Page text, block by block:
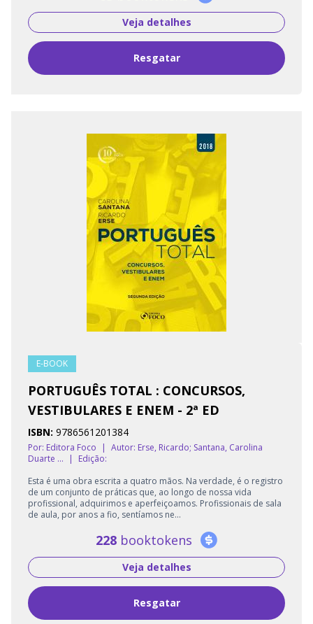
Veja detalhes
Resgatar
E-BOOK
PORTUGUÊS TOTAL : CONCURSOS,
VESTIBULARES E ENEM - 2ª ED
ISBN: 9786561201384
Por: Editora Foco | Autor: Erse, Ricardo; Santana, Carolina
Duarte ...
|
Edição:
Esta é uma obra escrita a quatro mãos. Na verdade, é o registro
de um conjunto de práticas que, ao longo de nossa vida
profissional, adquirimos e aperfeiçoamos. Profissionais de sala
de aula, por anos a fio, sentíamos ne...
228 booktokens
Veja detalhes
Resgatar